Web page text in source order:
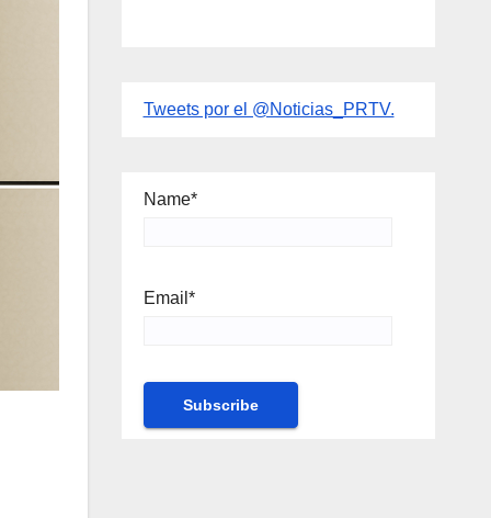
Tweets por el @Noticias_PRTV.
Name*
Email*